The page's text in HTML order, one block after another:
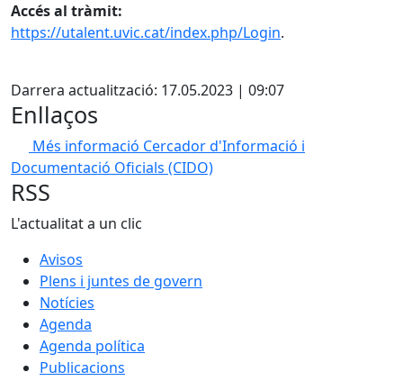
Accés al tràmit:
https://utalent.uvic.cat/index.php/Login.
Darrera actualització: 17.05.2023 | 09:07
Enllaços
Més informació Cercador d'Informació i
Documentació Oficials (CIDO)
RSS
L'actualitat a un clic
Avisos
Plens i juntes de govern
Notícies
Agenda
Agenda política
Publicacions